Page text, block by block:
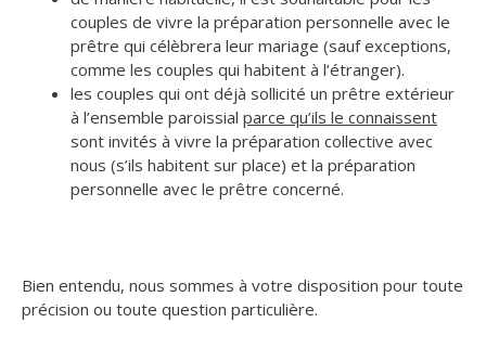
couples de vivre la préparation personnelle avec le
prêtre qui célèbrera leur mariage (sauf exceptions,
comme les couples qui habitent à l’étranger).
les couples qui ont déjà sollicité un prêtre extérieur
à l’ensemble paroissial parce qu’ils le connaissent
sont invités à vivre la préparation collective avec
nous (s’ils habitent sur place) et la préparation
personnelle avec le prêtre concerné.
Bien entendu, nous sommes à votre disposition pour toute
précision ou toute question particulière.